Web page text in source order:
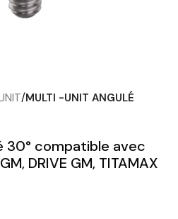
MULTI -UNIT ANGULÉ
30° compatible avec
DRIVE GM, TITAMAX